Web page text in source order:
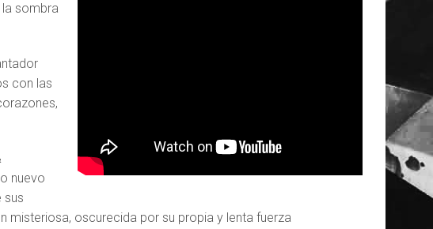
sombra
con las
nuevo
sus
misteriosa, oscurecida por su propia y lenta fuerza